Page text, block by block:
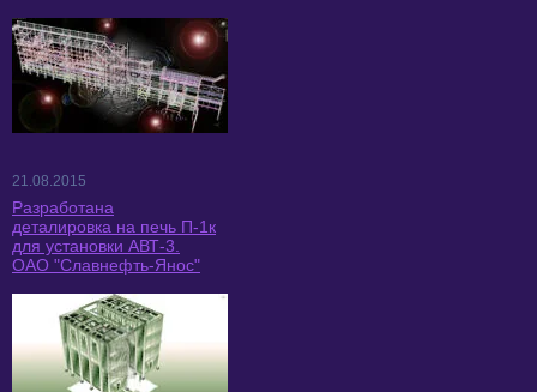
21.08.2015
Разработана
деталировка на печь П-1к
для установки АВТ-3.
ОАО "Славнефть-Янос"